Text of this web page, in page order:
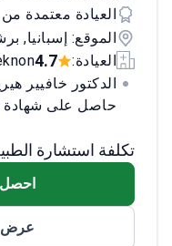
العيادة معتمدة
الموقع: إسبانيا,
العيادة:
4.7
الدكتور خافيير
من الخبرة
الثدي وجراحة
تكلفة استشارة
عرض